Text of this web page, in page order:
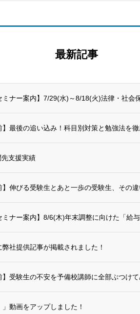
最新記事
ミナー案内】7/29(水)～8/18(火)法律・社会
】最後の追い込み！科目別対策と勉強法を
先支援実績
】伸びる受験生とあと一歩の受験生、その
ミナー案内】8/6(木)年末調整に向けた「給
弊社提供記事が掲載されました！
】受験生の不安を予備校講師に全部ぶつけ
」動画をアップしました！